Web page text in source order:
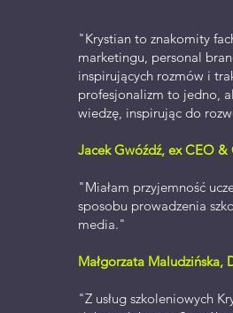
"Krystian to znakomity
marketingu, personal
inspirujących rozmów i
profesjonalizm to jedno,
wiedzę, inspirując do
Jacek Gwóźdź, ex CEO
"Miałam przyjemność
sposobu prowadzenia
media."
Małgorzata Maludzińska,
"Z usług szkoleniowych